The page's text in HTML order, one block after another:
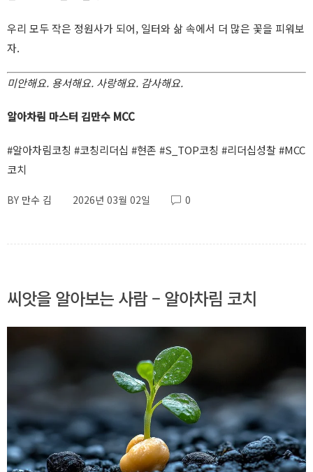
우리 모두 작은 정원사가 되어, 일터와 삶 속에서 더 많은 꽃을 피워보
자.
미안해요. 용서해요. 사랑해요. 감사해요.
알아차림 마스터 김만수 MCC
#알아차림코칭 #코칭리더십 #현존 #S_TOP코칭 #리더십성찰 #MCC
코치
BY 만수 김 2026년 03월 02일 0
씨앗을 알아보는 사람 – 알아차림 코치